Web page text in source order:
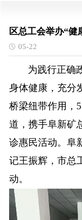
区总工会举办“健
05-22
为践行正确
身体健康，充分
桥梁纽带作用，
道，携手阜新矿
诊惠民活动。阜
记王振辉，市总
动。